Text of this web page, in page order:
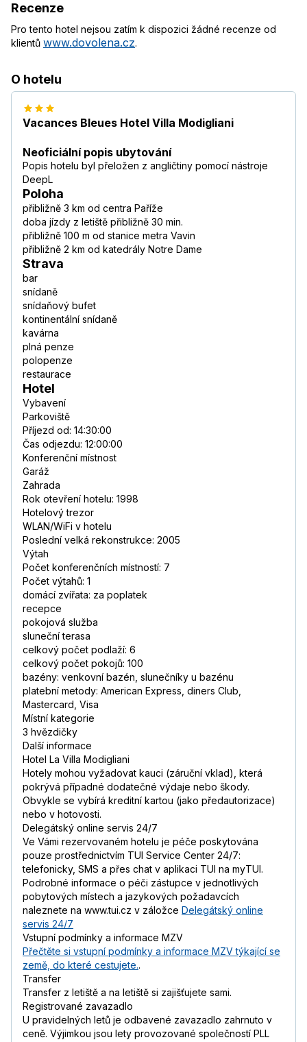
Recenze
Pro tento hotel nejsou zatím k dispozici žádné recenze od
klientů www.dovolena.cz.
O hotelu
Vacances Bleues Hotel Villa Modigliani
Neoficiální popis ubytování
Popis hotelu byl přeložen z angličtiny pomocí nástroje
DeepL
Poloha
přibližně 3 km od centra Paříže
doba jízdy z letiště přibližně 30 min.
přibližně 100 m od stanice metra Vavin
přibližně 2 km od katedrály Notre Dame
Strava
bar
snídaně
snídaňový bufet
kontinentální snídaně
kavárna
plná penze
polopenze
restaurace
Hotel
Vybavení
Parkoviště
Příjezd od: 14:30:00
Čas odjezdu: 12:00:00
Konferenční místnost
Garáž
Zahrada
Rok otevření hotelu: 1998
Hotelový trezor
WLAN/WiFi v hotelu
Poslední velká rekonstrukce: 2005
Výtah
Počet konferenčních místností: 7
Počet výtahů: 1
domácí zvířata: za poplatek
recepce
pokojová služba
sluneční terasa
celkový počet podlaží: 6
celkový počet pokojů: 100
bazény: venkovní bazén, slunečníky u bazénu
platební metody: American Express, diners Club,
Mastercard, Visa
Místní kategorie
3 hvězdičky
Další informace
Hotel La Villa Modigliani
Hotely mohou vyžadovat kauci (záruční vklad), která
pokrývá případné dodatečné výdaje nebo škody.
Obvykle se vybírá kreditní kartou (jako předautorizace)
nebo v hotovosti.
Delegátský online servis 24/7
Ve Vámi rezervovaném hotelu je péče poskytována
pouze prostřednictvím TUI Service Center 24/7:
telefonicky, SMS a přes chat v aplikaci TUI na myTUI.
Podrobné informace o péči zástupce v jednotlivých
pobytových místech a jazykových požadavcích
naleznete na www.tui.cz v záložce Delegátský online
servis 24/7
Vstupní podmínky a informace MZV
Přečtěte si vstupní podmínky a informace MZV týkající se
země, do které cestujete..
Transfer
Transfer z letiště a na letiště si zajišťujete sami.
Registrované zavazadlo
U pravidelných letů je odbavené zavazadlo zahrnuto v
ceně. Výjimkou jsou lety provozované společností PLL